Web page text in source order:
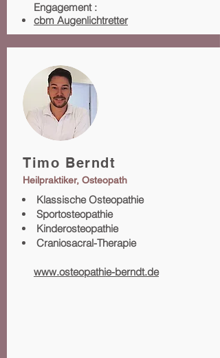
Engagement :
cbm Augenlichtretter
Timo Berndt
Heilpraktiker, Osteopath
Klassische Osteopathie
Sportosteopathie
Kinderosteopathie
Craniosacral-Therapie
www.osteopathie-berndt.de